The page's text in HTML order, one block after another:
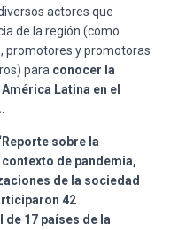
actores que
de la región (como
promotores y promotoras
para conocer la
Latina en el
sobre la
de pandemia,
de la sociedad
42
17 países de la